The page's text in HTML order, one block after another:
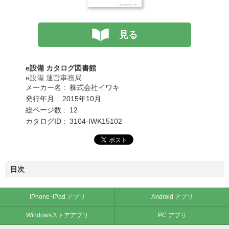
見る
e設備 カタログ図書館
e設備 運営事務局
メーカー名 : 株式会社イワキ
発行年月 : 2015年10月
総ページ数 : 12
カタログID : 3104-IWK15102
目次
iPhone･iPad アプリ Android アプリ
Windowsストアアプリ PC アプリ